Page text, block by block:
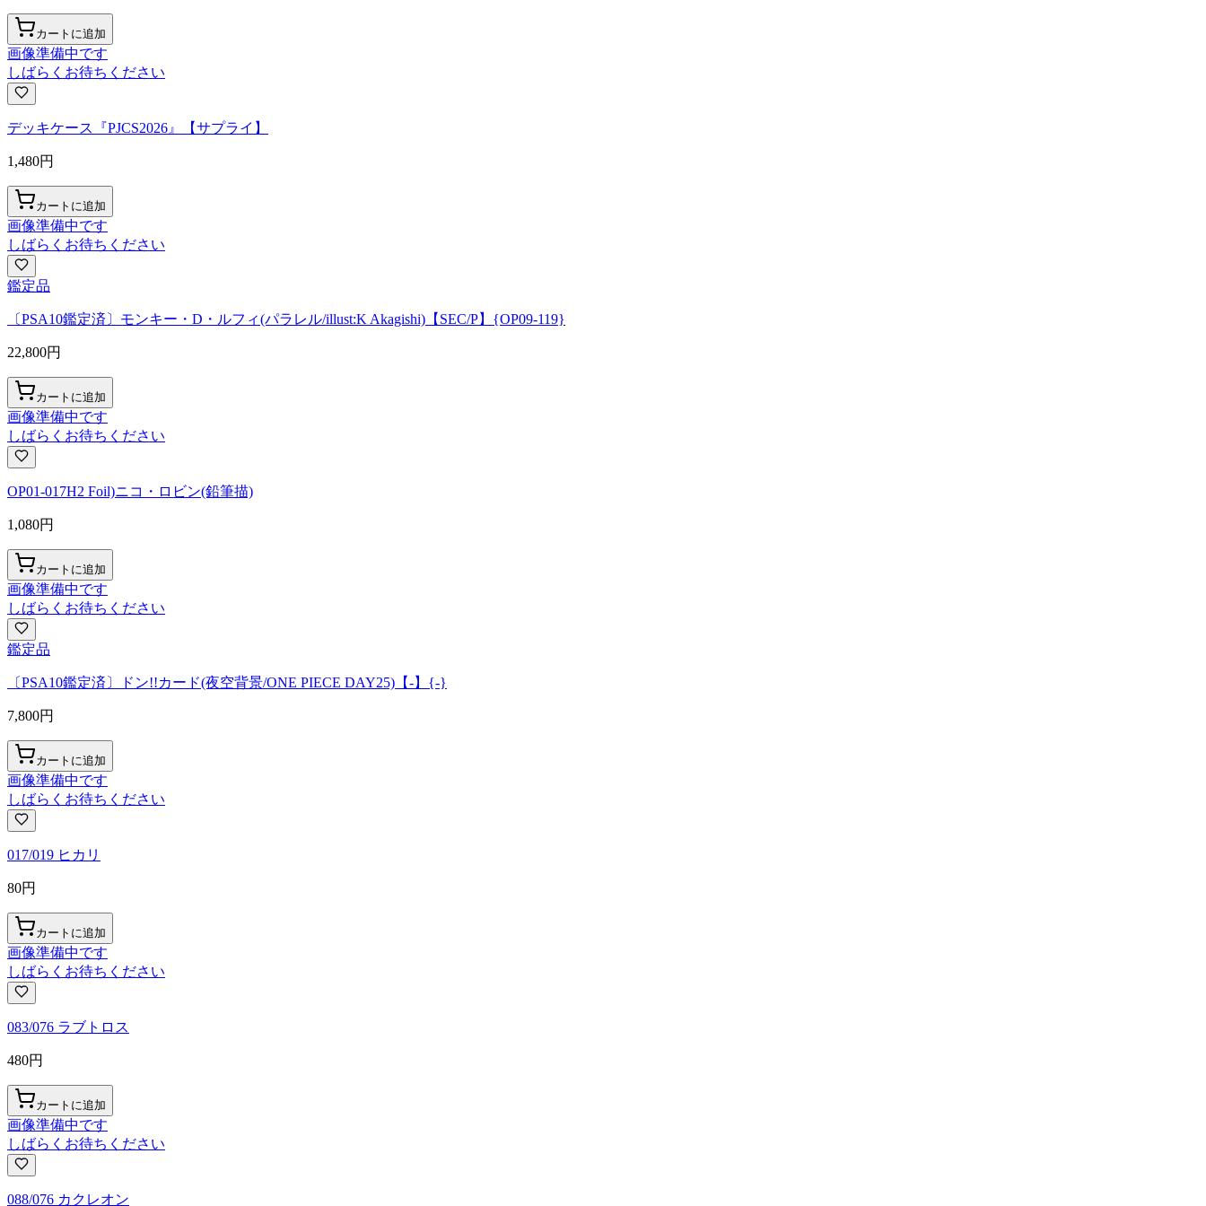
カートに追加
画像準備中です
しばらくお待ちください
デッキケース『PJCS2026』【サプライ】
1,480円
カートに追加
画像準備中です
しばらくお待ちください
鑑定品
〔PSA10鑑定済〕モンキー・D・ルフィ(パラレル/illust:K Akagishi)【SEC/P】{OP09-119}
22,800円
カートに追加
画像準備中です
しばらくお待ちください
OP01-017H2 Foil)ニコ・ロビン(鉛筆描)
1,080円
カートに追加
画像準備中です
しばらくお待ちください
鑑定品
〔PSA10鑑定済〕ドン!!カード(夜空背景/ONE PIECE DAY25)【-】{-}
7,800円
カートに追加
画像準備中です
しばらくお待ちください
017/019 ヒカリ
80円
カートに追加
画像準備中です
しばらくお待ちください
083/076 ラブトロス
480円
カートに追加
画像準備中です
しばらくお待ちください
088/076 カクレオン